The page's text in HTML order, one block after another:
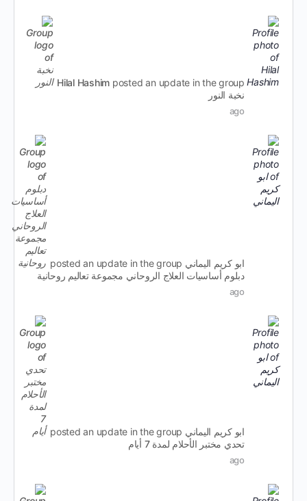
Hilal Hashim posted an update in the group
نخبة النور
ago
ابو كريم اليماني
دبلوم أساسيات العلاج الروحاني مجموعة تعاليم روحانية
ago
ابو كريم اليماني
تحدي مختبر الأحلام لمدة 7 أيام
ago